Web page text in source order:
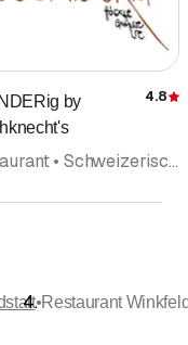
by
4.8
Restaurant • Schweizerische Küche • Veranstaltungen • Gastronomiedienstleistungen
•Restaurant